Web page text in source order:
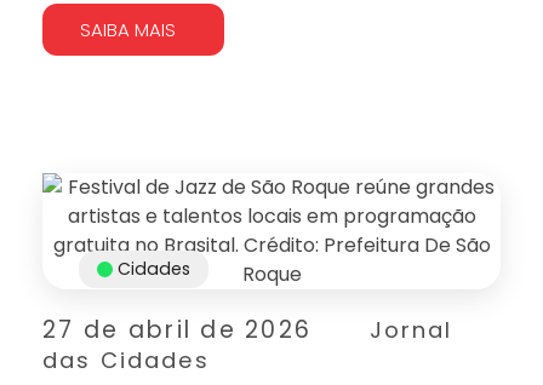
SAIBA MAIS
27 de abril de 2026
Jornal
das Cidades
Cidades